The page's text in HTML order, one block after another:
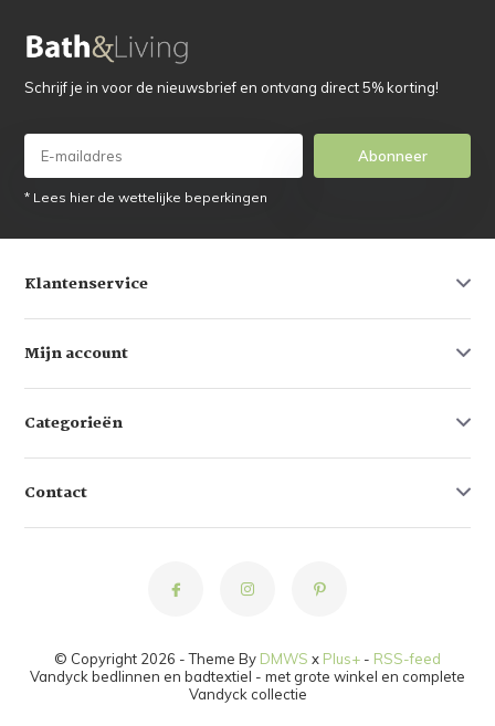
Schrijf je in voor de nieuwsbrief en ontvang direct 5% korting!
Abonneer
* Lees hier de wettelijke beperkingen
Klantenservice
Mijn account
Categorieën
Contact
© Copyright 2026 - Theme By DMWS x Plus+ - RSS-feed
Vandyck bedlinnen en badtextiel - met grote winkel en complete
Vandyck collectie